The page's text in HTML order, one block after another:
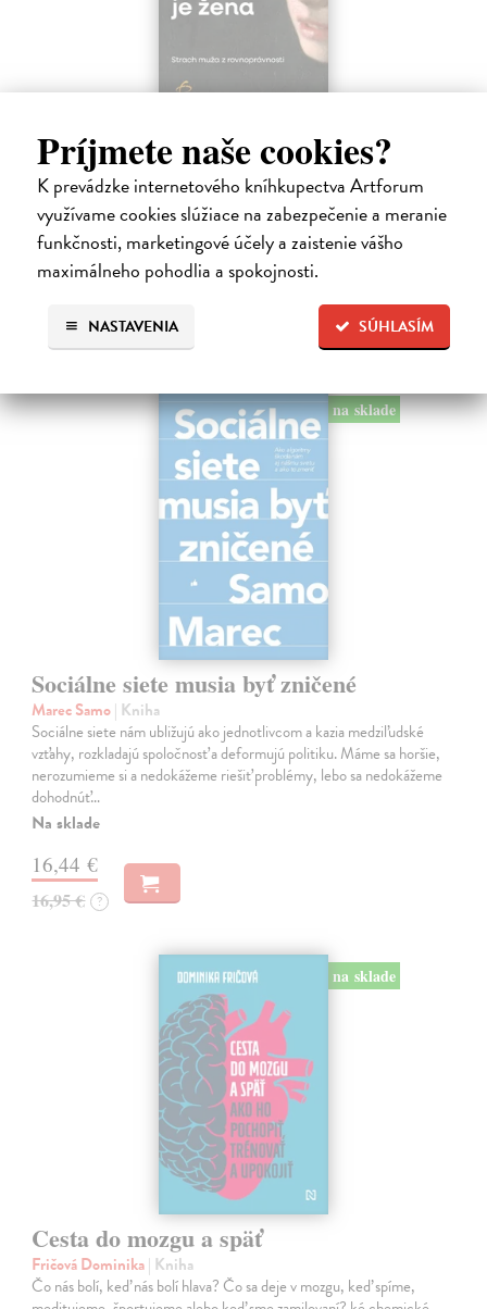
Príjmete naše cookies?
K prevádzke internetového kníhkupectva Artforum
využívame cookies slúžiace na zabezpečenie a meranie
funkčnosti, marketingové účely a zaistenie vášho
maximálneho pohodlia a spokojnosti.
SÚHLASÍM
NASTAVENIA
Marneros Andreas| Kniha
JE TO MOŽNO NAJVÄČŠIA REVOLÚCIA NAŠICH DNÍ:
rovnocennosť a rovnoprávnosť ženy a muža. Vojna a mier medzi
pohlaviami sa však nezačali feminizmom 20. storočia, ale ich
spolužitím.
Zasielame do 14 dní
24,50 € ?
na sklade
Sociálne siete musia byť zničené
Marec Samo| Kniha
Sociálne siete nám ubližujú ako jednotlivcom a kazia medziľudské
vzťahy, rozkladajú spoločnosť a deformujú politiku. Máme sa horšie,
nerozumieme si a nedokážeme riešiť problémy, lebo sa nedokážeme
dohodnúť…
Na sklade
16,44 €
16,95 € ?
na sklade
Cesta do mozgu a späť
Fričová Dominika| Kniha
Čo nás bolí, keď nás bolí hlava? Čo sa deje v mozgu, keď spíme,